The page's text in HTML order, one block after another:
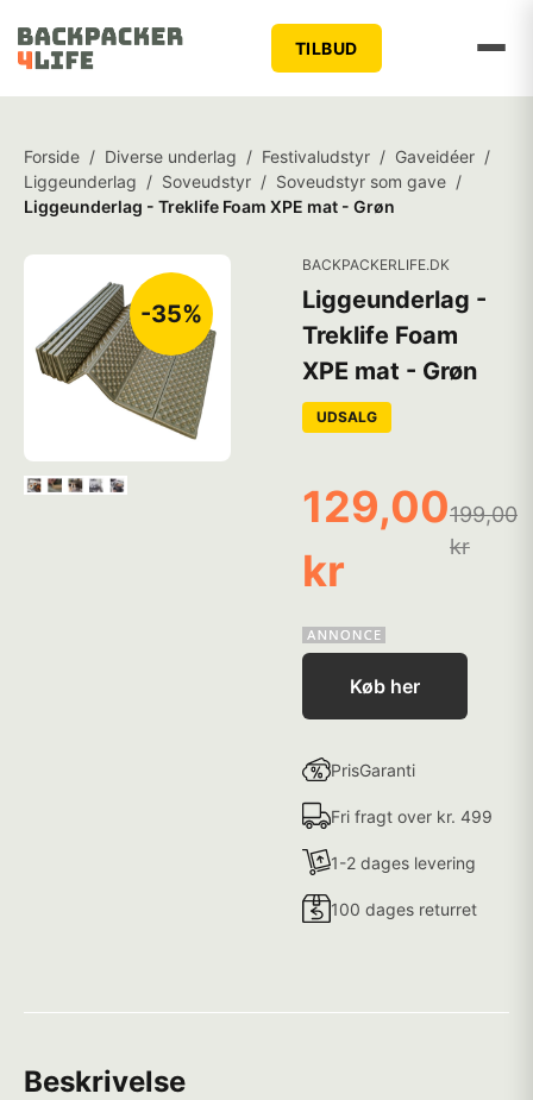
TILBUD
Forside / Diverse underlag / Festivaludstyr / Gaveidéer /
Liggeunderlag / Soveudstyr / Soveudstyr som gave /
Liggeunderlag - Treklife Foam XPE mat - Grøn
-35%
BACKPACKERLIFE.DK
Liggeunderlag -
Treklife Foam
XPE mat - Grøn
UDSALG
129,00
kr
199,00
kr
Køb her
PrisGaranti
Fri fragt over kr. 499
1-2 dages levering
100 dages returret
Beskrivelse